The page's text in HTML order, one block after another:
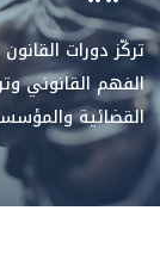
تركّز دورات
الفهم القانوني
القضائية